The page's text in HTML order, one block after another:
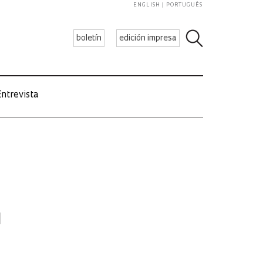
boletín edición impresa
ENGLISH PORTUGUÊS